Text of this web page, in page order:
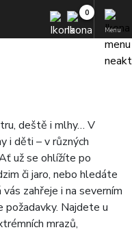
Menu
deště i mlhy… V
i děti – v různých
už se ohlížíte po
či jaro, nebo hledáte
vás zahřeje i na severním
požadavky. Najdete u
mrazů,